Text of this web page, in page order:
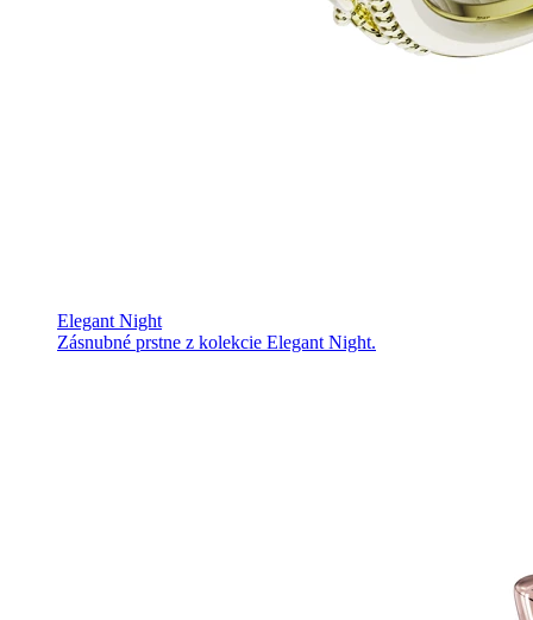
Elegant Night
Zásnubné prstne z kolekcie Elegant Night.